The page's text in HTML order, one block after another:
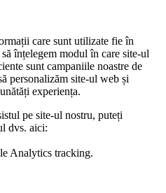
care sunt utilizate fie în
înțelegem modul în care site-ul
sunt campaniile noastre de
personalizăm site-ul web și
experiența.
pe site-ul nostru, puteți
dvs. aici:
Analytics tracking.